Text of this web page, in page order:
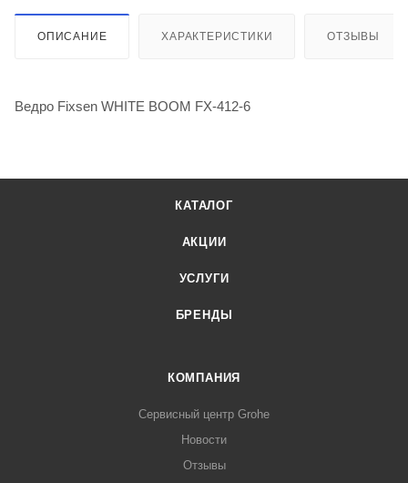
ОПИСАНИЕ ХАРАКТЕРИСТИКИ ОТЗЫВЫ
Ведро Fixsen WHITE BOOM FX-412-6
КАТАЛОГ
АКЦИИ
УСЛУГИ
БРЕНДЫ
КОМПАНИЯ
Сервисный центр Grohe
Новости
Отзывы